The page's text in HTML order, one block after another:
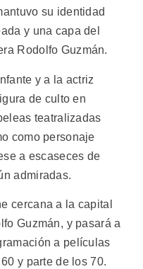
su identidad
y una capa del
Rodolfo Guzmán.
y a la actriz
de culto en
teatralizadas
como personaje
a escaseces de
admiradas.
cercana a la capital
Guzmán, y pasará a
a películas
y parte de los 70.